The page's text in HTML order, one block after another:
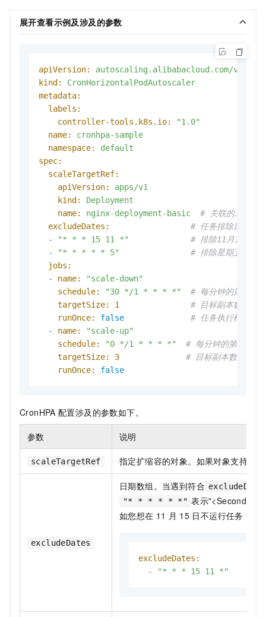
展开查看示例及涉及的参数
apiVersion:
autoscaling.alibabacloud.com/v1beta1
kind:
CronHorizontalPodAutoscaler
metadata:
labels:
controller-tools.k8s.io:
"1.0"
name:
cronhpa-sample
namespace:
default
spec:
scaleTargetRef:
apiVersion:
apps/v1
kind:
Deployment
name:
nginx-deployment-basic
# 关联的工作负
excludeDates:
# 任务排除日期（
-
"* * * 15 11 *"
# 排除11月15日
-
"* * * * * 5"
# 排除星期五
jobs:
-
name:
"scale-down"
schedule:
"30 */1 * * * *"
# 每分钟的第30
targetSize:
1
# 目标副本数
runOnce:
false
# 任务执行模式（
-
name:
"scale-up"
schedule:
"0 */1 * * * *"
# 每分钟的第0秒
targetSize:
3
# 目标副本数
runOnce:
false
CronHPA 配置涉及的参数如下。
参数 说明
scaleTargetRef 指定扩缩容的对象。如果对象支持
excludeDates
日期数组。当遇到符合
"* * * * * *" 表示"<Seconds>
如您想在 11 月 15 日不运行任务，可
excludeDates:
-
"* * * 15 11 *"